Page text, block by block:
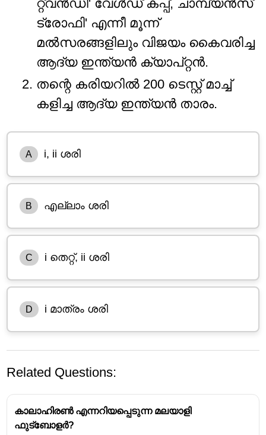
റ്റ്വൻഡി' വേൾഡ് കപ്പ്, ചാമ്പ്യൻസ്
ട്രോഫി' എന്നീ മൂന്ന്
മൽസരങ്ങളിലും വിജയം കൈവരിച്ച
ആദ്യ ഇന്ത്യൻ ക്യാപ്റ്റൻ.
തന്റെ കരിയറിൽ 200 ടെസ്റ്റ് മാച്ച്
കളിച്ച ആദ്യ ഇന്ത്യൻ താരം.
A i, ii ശരി
B എല്ലാം ശരി
C i തെറ്റ്, ii ശരി
D i മാത്രം ശരി
Related Questions:
കാലാഹിരൺ എന്നറിയപ്പെടുന്ന മലയാളി
ഫുട്ബോളർ?